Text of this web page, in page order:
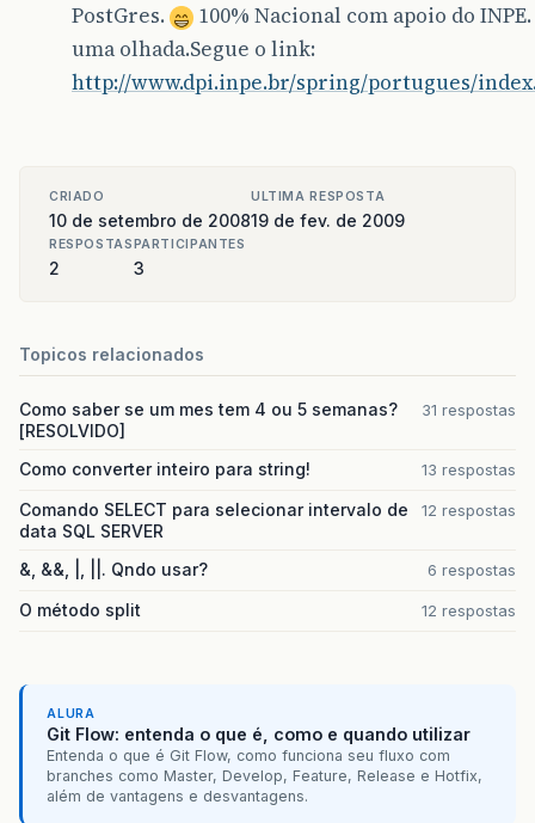
PostGres.
100% Nacional com apoio do
uma olhada.Segue o link:
http://www.dpi.inpe.br/spring/portugues/
CRIADO
10 de setembro de 2008
ULTIMA RESPOSTA
19 de fev. de 2009
RESPOSTAS
2
PARTICIPANTES
3
Topicos relacionados
Como saber se um mes tem 4 ou 5 semanas?
[RESOLVIDO]
31 respostas
Como converter inteiro para string! 13 respostas
Comando SELECT para selecionar intervalo de
data SQL SERVER
12 respostas
&, &&, |, ||. Qndo usar? 6 respostas
O método split 12 respostas
ALURA
Git Flow: entenda o que é, como e quando utilizar
Entenda o que é Git Flow, como funciona seu fluxo com
branches como Master, Develop, Feature, Release e Hotfix,
além de vantagens e desvantagens.